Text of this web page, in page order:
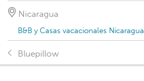
Nicaragua
B&B y Casas vacacionales Nicaragua
Bluepillow